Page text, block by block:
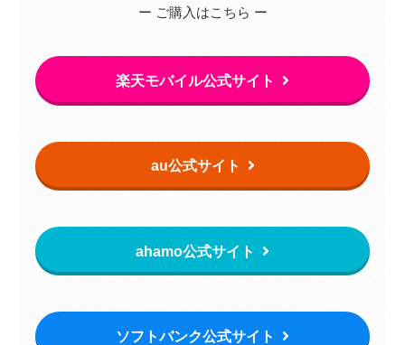
ー ご購入はこちら ー
楽天モバイル公式サイト
au公式サイト
ahamo公式サイト
ソフトバンク公式サイト